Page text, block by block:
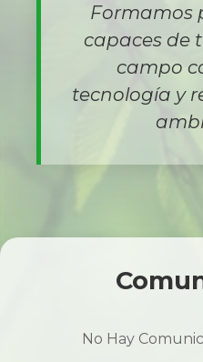
Formamos
capaces de
campo
tecnología y
No Hay